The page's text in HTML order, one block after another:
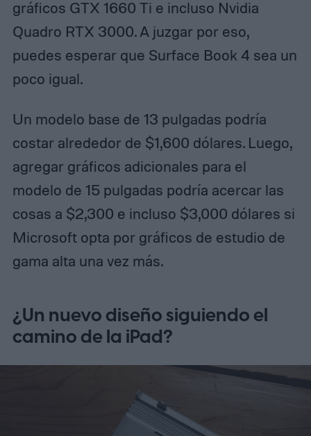
gráficos GTX 1660 Ti e incluso Nvidia
Quadro RTX 3000. A juzgar por eso,
puedes esperar que Surface Book 4 sea un
poco igual.
Un modelo base de 13 pulgadas podría
costar alrededor de $1,600 dólares. Luego,
agregar gráficos adicionales para el
modelo de 15 pulgadas podría acercar las
cosas a $2,300 e incluso $3,000 dólares si
Microsoft opta por gráficos de estudio de
gama alta una vez más.
¿Un nuevo diseño siguiendo el
camino de la iPad?